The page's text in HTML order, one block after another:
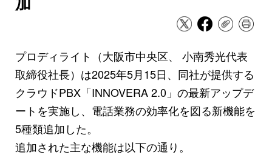
プロディライト（大阪市中央区、 小南秀光代表
取締役社長）は2025年5月15日、同社が提供する
クラウドPBX「INNOVERA 2.0」の最新アップデ
ートを実施し、電話業務の効率化を図る新機能を
5種類追加した。
追加された主な機能は以下の通り。